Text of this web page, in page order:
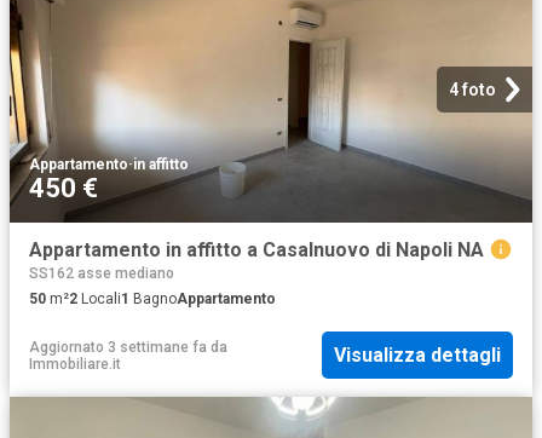
4 foto
Appartamento·in affitto
450 €
Appartamento in affitto a Casalnuovo di Napoli NA
SS162 asse mediano
50 m²2 Locali1 BagnoAppartamento
Aggiornato 3 settimane fa da
Immobiliare.it
Visualizza dettagli